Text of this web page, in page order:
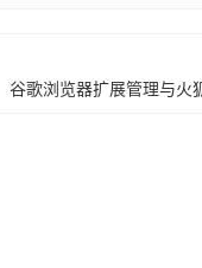
谷歌浏览器扩展管理与火